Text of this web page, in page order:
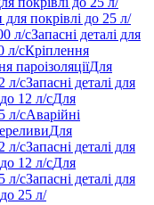
для покрівлі до 25 л/
л/сЗапасні деталі для
л/сКріплення
пароізоляціїДля
л/сЗапасні деталі для
12 л/сДля
л/сАварійні
Для
л/сЗапасні деталі для
12 л/сДля
л/сЗапасні деталі для
25 л/